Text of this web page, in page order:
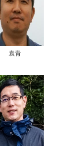
袁青